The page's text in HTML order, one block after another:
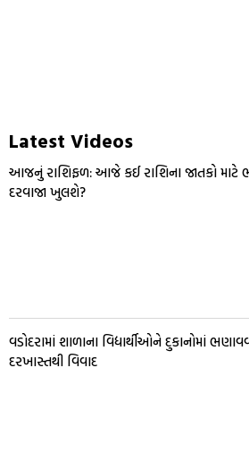
Latest Videos
આજનું રાશિફળ: આજે કઈ રાશિના જાતકો માટે
દરવાજા ખુલશે?
વડોદરામાં શાળાના વિદ્યાર્થીઓને દુકાનોમાં
દરખાસ્તથી વિવાદ